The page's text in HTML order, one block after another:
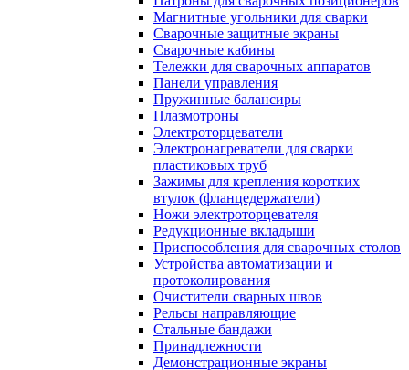
Магнитные угольники для сварки
Сварочные защитные экраны
Сварочные кабины
Тележки для сварочных аппаратов
Панели управления
Пружинные балансиры
Плазмотроны
Электроторцеватели
Электронагреватели для сварки
пластиковых труб
Зажимы для крепления коротких
втулок (фланцедержатели)
Ножи электроторцевателя
Редукционные вкладыши
Приспособления для сварочных столов
Устройства автоматизации и
протоколирования
Очистители сварных швов
Рельсы направляющие
Стальные бандажи
Принадлежности
Демонстрационные экраны